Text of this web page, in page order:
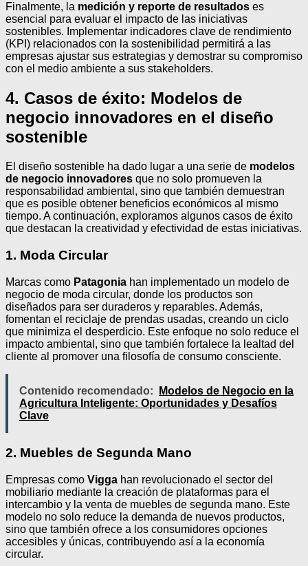
Finalmente, la medición y reporte de resultados es
esencial para evaluar el impacto de las iniciativas
sostenibles. Implementar indicadores clave de rendimiento
(KPI) relacionados con la sostenibilidad permitirá a las
empresas ajustar sus estrategias y demostrar su compromiso
con el medio ambiente a sus stakeholders.
4. Casos de éxito: Modelos de
negocio innovadores en el diseño
sostenible
El diseño sostenible ha dado lugar a una serie de modelos
de negocio innovadores que no solo promueven la
responsabilidad ambiental, sino que también demuestran
que es posible obtener beneficios económicos al mismo
tiempo. A continuación, exploramos algunos casos de éxito
que destacan la creatividad y efectividad de estas iniciativas.
1. Moda Circular
Marcas como Patagonia han implementado un modelo de
negocio de moda circular, donde los productos son
diseñados para ser duraderos y reparables. Además,
fomentan el reciclaje de prendas usadas, creando un ciclo
que minimiza el desperdicio. Este enfoque no solo reduce el
impacto ambiental, sino que también fortalece la lealtad del
cliente al promover una filosofía de consumo consciente.
Contenido recomendado:
Modelos de Negocio en la
Agricultura Inteligente: Oportunidades y Desafíos
Clave
2. Muebles de Segunda Mano
Empresas como Vigga han revolucionado el sector del
mobiliario mediante la creación de plataformas para el
intercambio y la venta de muebles de segunda mano. Este
modelo no solo reduce la demanda de nuevos productos,
sino que también ofrece a los consumidores opciones
accesibles y únicas, contribuyendo así a la economía
circular.